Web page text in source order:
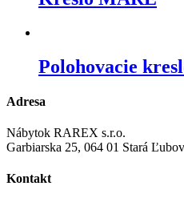
Polohovacie
Adresa
Nábytok RAREX s.r.o.
Garbiarska 25, 064 01 Stará
Kontakt